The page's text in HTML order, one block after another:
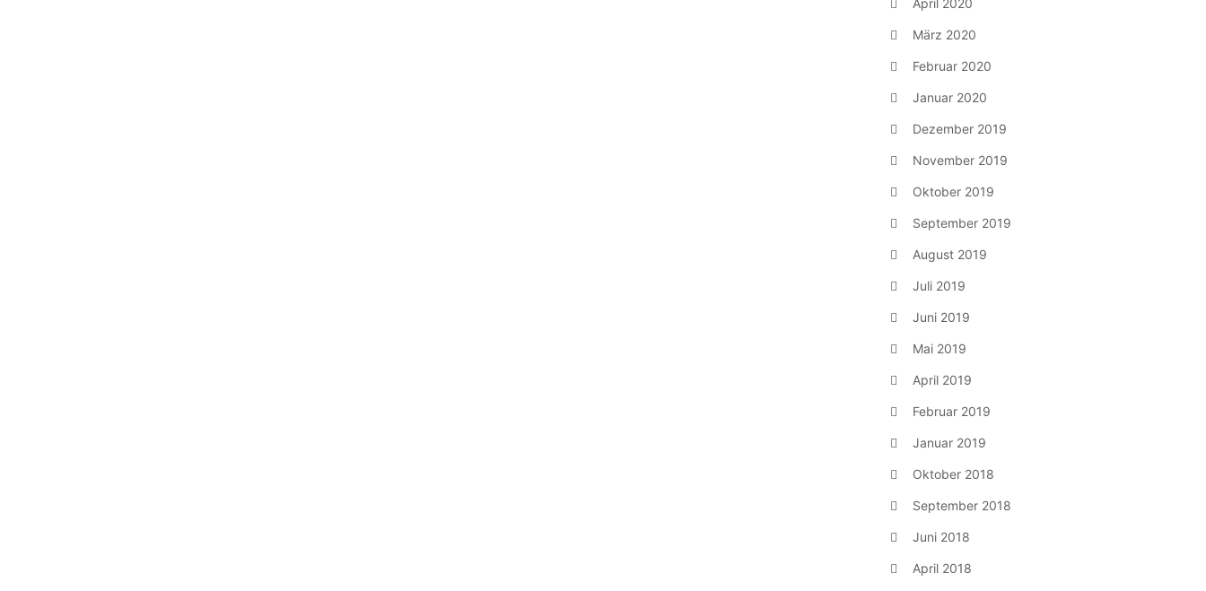
April 2020
März 2020
Februar 2020
Januar 2020
Dezember 2019
November 2019
Oktober 2019
September 2019
August 2019
Juli 2019
Juni 2019
Mai 2019
April 2019
Februar 2019
Januar 2019
Oktober 2018
September 2018
Juni 2018
April 2018